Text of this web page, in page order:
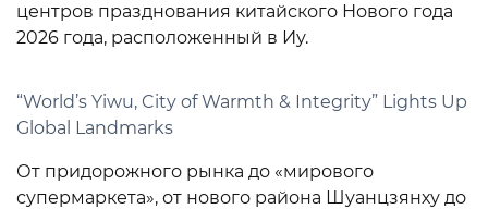
центров празднования китайского Нового года
2026 года, расположенный в Иу.
“World’s Yiwu, City of Warmth & Integrity” Lights Up
Global Landmarks
От придорожного рынка до «мирового
супермаркета», от нового района Шуанцзянху до